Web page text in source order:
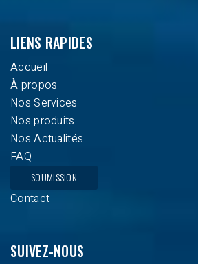
LIENS RAPIDES
Accueil
À propos
Nos Services
Nos produits
Nos Actualités
FAQ
SOUMISSION
Contact
SUIVEZ-NOUS